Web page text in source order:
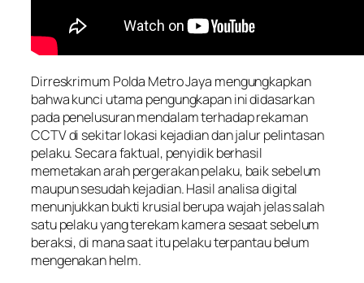
Dirreskrimum Polda Metro Jaya mengungkapkan
bahwa kunci utama pengungkapan ini didasarkan
pada penelusuran mendalam terhadap rekaman
CCTV di sekitar lokasi kejadian dan jalur pelintasan
pelaku. Secara faktual, penyidik berhasil
memetakan arah pergerakan pelaku, baik sebelum
maupun sesudah kejadian. Hasil analisa digital
menunjukkan bukti krusial berupa wajah jelas salah
satu pelaku yang terekam kamera sesaat sebelum
beraksi, di mana saat itu pelaku terpantau belum
mengenakan helm.